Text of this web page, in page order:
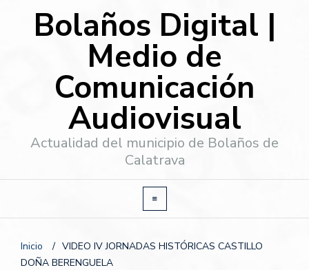
Bolaños Digital |
Medio de
Comunicación
Audiovisual
Actualidad del municipio de Bolaños de
Calatrava
Inicio / VIDEO IV JORNADAS HISTÓRICAS CASTILLO
DOÑA BERENGUELA